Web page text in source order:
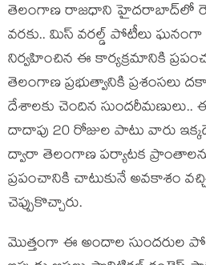
తెలంగాణ రాజ‌ధాని హైద‌రాబాద్‌లో
వ‌ర‌కు.. మిస్ వ‌రల్డ్ పోటీలు
నిర్వ‌హించిన ఈ కార్య‌క్ర‌మానికి
తెలంగాణ ప్ర‌భుత్వానికి ప్ర‌శంస‌లు
దేశాల‌కు చెందిన
దాదాపు 20 రోజుల పాటు వారు
ద్వారా తెలంగాణ ప‌ర్యాట‌క
ప్ర‌పంచానికి చాటుకునే అవ‌కాశం
చెప్పుకొచ్చారు.
మొత్తంగా ఈ అందాల సుంద‌రుల